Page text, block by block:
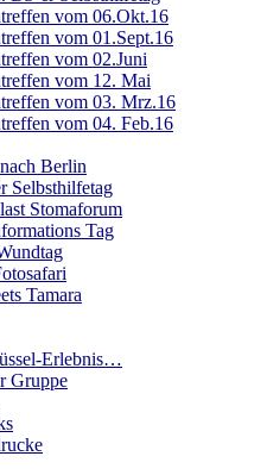
vom 06.Okt.16
vom 01.Sept.16
vom 02.Juni
vom 12. Mai
vom 03. Mrz.16
vom 04. Feb.16
Berlin
Selbsthilfetag
Stomaforum
Tag
Tamara
Erlebnis…
Gruppe